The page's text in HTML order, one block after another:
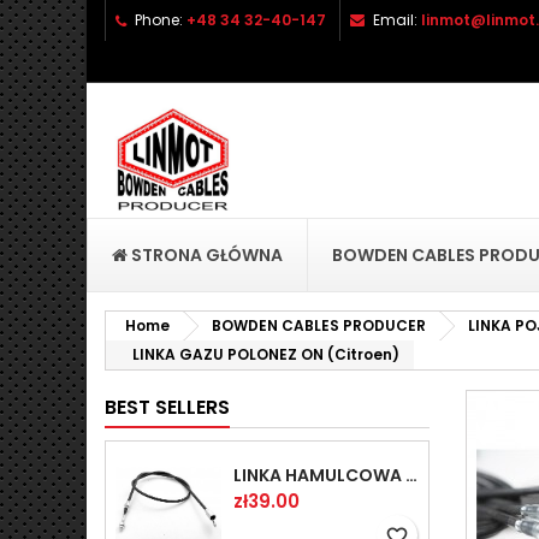
Phone: +48 34 32-40-147 Email:
STRONA GŁÓWNA BOWDEN CABLES
Home BOWDEN CABLES PRODUCER LINKA
LINKA GAZU POLONEZ ON (Citroen)
BEST SELLERS
LINKA HAMULCOWA PRZYCZEPY KNOTT 1440/1230 33921-1.14
Price
zł39.00